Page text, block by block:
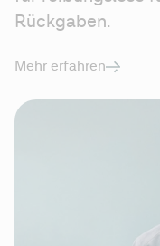
Rückgaben.
Mehr erfahren